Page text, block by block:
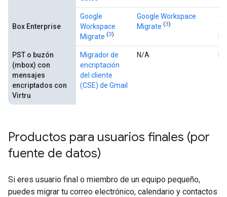
Box Enterprise
Google
Workspace
Migrate (3)
Google Workspace
Migrate (3)
PST o buzón
(mbox) con
mensajes
encriptados con
Virtru
Migrador de
encriptación
del cliente
(CSE) de Gmail
N/A
Productos para usuarios finales (por
fuente de datos)
Si eres usuario final o miembro de un equipo pequeño,
puedes migrar tu correo electrónico, calendario y contactos